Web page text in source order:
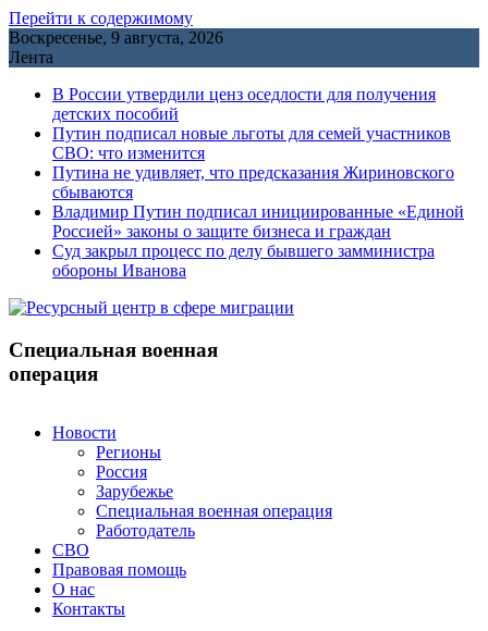
Перейти к содержимому
Воскресенье, 9 августа, 2026
Лента
В России утвердили ценз оседлости для получения
детских пособий
Путин подписал новые льготы для семей участников
СВО: что изменится
Путина не удивляет, что предсказания Жириновского
сбываются
Владимир Путин подписал инициированные «Единой
Россией» законы о защите бизнеса и граждан
Cуд закрыл процесс по делу бывшего замминистра
обороны Иванова
Специальная военная
операция
Новости
Регионы
Россия
Зарубежье
Специальная военная операция
Работодатель
СВО
Правовая помощь
О нас
Контакты